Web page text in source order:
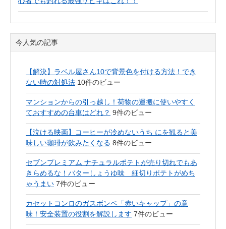
今人気の記事
【解決】ラベル屋さん10で背景色を付ける方法！でき
ない時の対処法 10件のビュー
マンションからの引っ越し！荷物の運搬に使いやすく
ておすすめの台車はどれ？ 9件のビュー
【泣ける映画】コーヒーが冷めないうち にを観ると美
味しい珈琲が飲みたくなる 8件のビュー
セブンプレミアム ナチュラルポテトが売り切れでもあ
きらめるな！バターしょうゆ味 細切りポテトがめち
ゃうまい 7件のビュー
カセットコンロのガスボンベ「赤いキャップ」の意
味！安全装置の役割を解説します 7件のビュー